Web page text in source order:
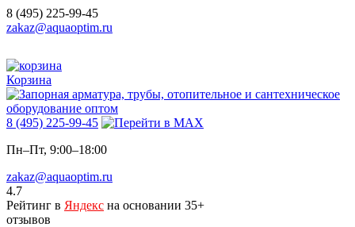
8 (495) 225-99-45
zakaz@aquaoptim.ru
Корзина
8 (495) 225-99-45
Пн–Пт, 9:00–18:00
zakaz@aquaoptim.ru
4.7
Рейтинг в Яндекс на основании 35+
отзывов